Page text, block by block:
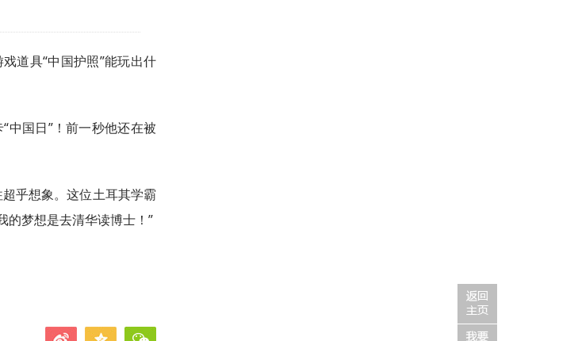
道具“中国护照”能玩出什
中国日”！前一秒他还在被
乎想象。这位土耳其学霸
的梦想是去清华读博士！”